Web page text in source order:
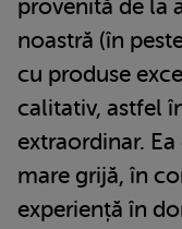
provenită de la
noastră (în
cu produse
calitativ, astfel
extraordinar.
mare grijă, în
experiență în